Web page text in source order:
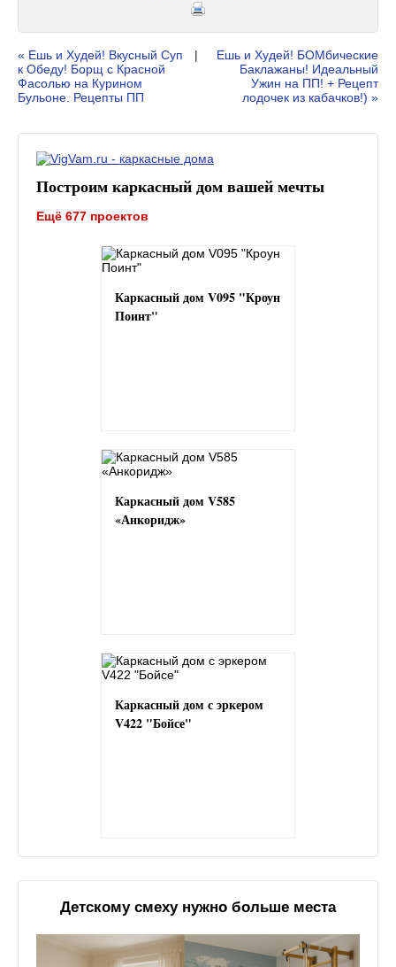
« Ешь и Худей! Вкусный Суп
к Обеду! Борщ с Красной
Фасолью на Курином
Бульоне. Рецепты ПП
|
Ешь и Худей! БОМбические
Баклажаны! Идеальный
Ужин на ПП! + Рецепт
лодочек из кабачков!) »
Построим каркасный дом вашей мечты
Ещё 677 проектов
Каркасный дом V095 "Кроун
Поинт"
Каркасный дом V585
«Анкоридж»
Каркасный дом с эркером
V422 "Бойсе"
Детскому смеху нужно больше места